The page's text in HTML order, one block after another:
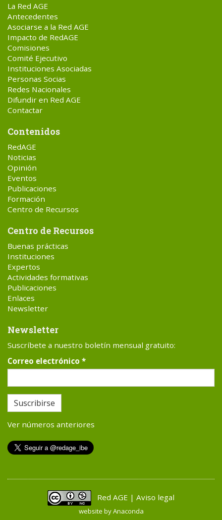
La Red AGE
Antecedentes
Asociarse a la Red AGE
Impacto de RedAGE
Comisiones
Comité Ejecutivo
Instituciones Asociadas
Personas Socias
Redes Nacionales
Difundir en Red AGE
Contactar
Contenidos
RedAGE
Noticias
Opinión
Eventos
Publicaciones
Formación
Centro de Recursos
Centro de Recursos
Buenas prácticas
Instituciones
Expertos
Actividades formativas
Publicaciones
Enlaces
Newsletter
Newsletter
Suscríbete a nuestro boletín mensual gratuito:
Correo electrónico *
Suscribirse
Ver números anteriores
Red AGE | Aviso legal
website byAnaconda